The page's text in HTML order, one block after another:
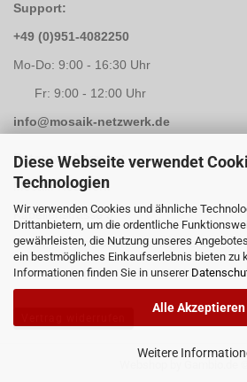
Diese Webseite verwendet
Technologien
Wir verwenden Cookies und ähnliche
Drittanbietern, um die ordentliche
gewährleisten, die Nutzung unseres
ein bestmögliches Einkaufserlebnis bieten zu
Informationen finden Sie in unserer
Alle Akzeptieren
Weitere
Support:
+49 (0)951-4082250
Mo-Do: 9:00 - 16:30 Uhr
Fr: 9:00 - 12:00 Uhr
info@mosaik-netzwerk.de
Retouren Adresse:
Mosaik-Netzwerk
Kapellenstrasse 3
96117 Memmelsdorf / Lichteneiche